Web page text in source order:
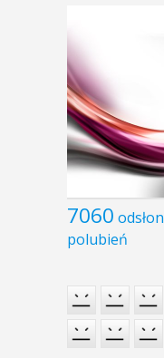
7060 odsłon
polubień